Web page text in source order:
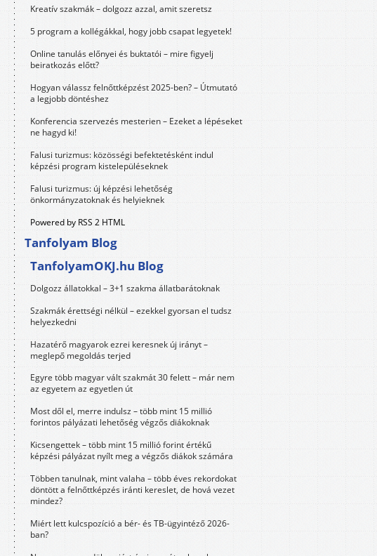
Kreatív szakmák – dolgozz azzal, amit szeretsz
5 program a kollégákkal, hogy jobb csapat legyetek!
Online tanulás előnyei és buktatói – mire figyelj
beiratkozás előtt?
Hogyan válassz felnőttképzést 2025-ben? – Útmutató
a legjobb döntéshez
Konferencia szervezés mesterien – Ezeket a lépéseket
ne hagyd ki!
Falusi turizmus: közösségi befektetésként indul
képzési program kistelepüléseknek
Falusi turizmus: új képzési lehetőség
önkormányzatoknak és helyieknek
Powered by RSS 2 HTML
Tanfolyam Blog
TanfolyamOKJ.hu Blog
Dolgozz állatokkal – 3+1 szakma állatbarátoknak
Szakmák érettségi nélkül – ezekkel gyorsan el tudsz
helyezkedni
Hazatérő magyarok ezrei keresnek új irányt –
meglepő megoldás terjed
Egyre több magyar vált szakmát 30 felett – már nem
az egyetem az egyetlen út
Most dől el, merre indulsz – több mint 15 millió
forintos pályázati lehetőség végzős diákoknak
Kicsengettek – több mint 15 millió forint értékű
képzési pályázat nyílt meg a végzős diákok számára
Többen tanulnak, mint valaha – több éves rekordokat
döntött a felnőttképzés iránti kereslet, de hová vezet
mindez?
Miért lett kulcspozíció a bér- és TB-ügyintéző 2026-
ban?